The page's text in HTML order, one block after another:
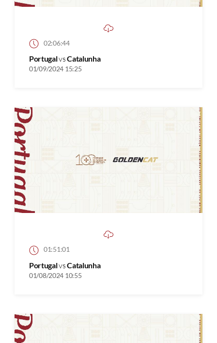
02:06:44
PortugalvsCatalunha
01/09/2024 15:25
01:51:01
PortugalvsCatalunha
01/08/2024 10:55